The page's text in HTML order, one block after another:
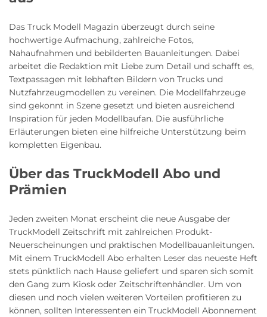
Das Truck Modell Magazin überzeugt durch seine
hochwertige Aufmachung, zahlreiche Fotos,
Nahaufnahmen und bebilderten Bauanleitungen. Dabei
arbeitet die Redaktion mit Liebe zum Detail und schafft es,
Textpassagen mit lebhaften Bildern von Trucks und
Nutzfahrzeugmodellen zu vereinen. Die Modellfahrzeuge
sind gekonnt in Szene gesetzt und bieten ausreichend
Inspiration für jeden Modellbaufan. Die ausführliche
Erläuterungen bieten eine hilfreiche Unterstützung beim
kompletten Eigenbau.
Über das TruckModell Abo und
Prämien
Jeden zweiten Monat erscheint die neue Ausgabe der
TruckModell Zeitschrift mit zahlreichen Produkt-
Neuerscheinungen und praktischen Modellbauanleitungen.
Mit einem TruckModell Abo erhalten Leser das neueste Heft
stets pünktlich nach Hause geliefert und sparen sich somit
den Gang zum Kiosk oder Zeitschriftenhändler. Um von
diesen und noch vielen weiteren Vorteilen profitieren zu
können, sollten Interessenten ein TruckModell Abonnement